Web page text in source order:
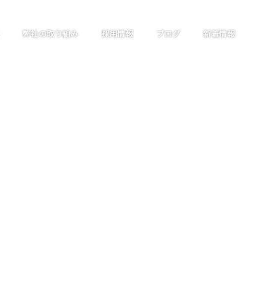
弊社の取り組み 採用情報 ブログ 新着情報